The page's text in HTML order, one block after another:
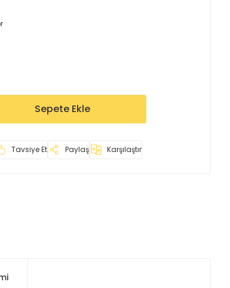
Sepete Ekle
Tavsiye Et Paylaş Karşılaştır